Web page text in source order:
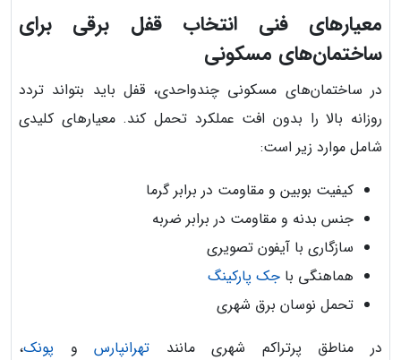
معیارهای فنی انتخاب قفل برقی برای
ساختمان‌های مسکونی
در ساختمان‌های مسکونی چندواحدی، قفل باید بتواند تردد
روزانه بالا را بدون افت عملکرد تحمل کند. معیارهای کلیدی
شامل موارد زیر است:
کیفیت بوبین و مقاومت در برابر گرما
جنس بدنه و مقاومت در برابر ضربه
سازگاری با آیفون تصویری
هماهنگی با جک پارکینگ
تحمل نوسان برق شهری
در مناطق پرتراکم شهری مانند تهرانپارسو پونک،